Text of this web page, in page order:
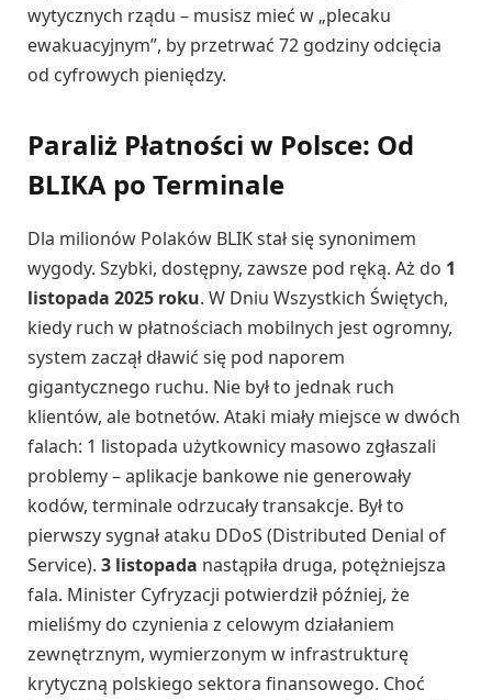
wytycznych rządu – musisz mieć w „plecaku
ewakuacyjnym”, by przetrwać 72 godziny odcięcia
od cyfrowych pieniędzy.
Paraliż Płatności w Polsce: Od
BLIKA po Terminale
Dla milionów Polaków BLIK stał się synonimem
wygody. Szybki, dostępny, zawsze pod ręką. Aż do 1
listopada 2025 roku. W Dniu Wszystkich Świętych,
kiedy ruch w płatnościach mobilnych jest ogromny,
system zaczął dławić się pod naporem
gigantycznego ruchu. Nie był to jednak ruch
klientów, ale botnetów. Ataki miały miejsce w dwóch
falach: 1 listopada użytkownicy masowo zgłaszali
problemy – aplikacje bankowe nie generowały
kodów, terminale odrzucały transakcje. Był to
pierwszy sygnał ataku DDoS (Distributed Denial of
Service). 3 listopada nastąpiła druga, potężniejsza
fala. Minister Cyfryzacji potwierdził później, że
mieliśmy do czynienia z celowym działaniem
zewnętrznym, wymierzonym w infrastrukturę
krytyczną polskiego sektora finansowego. Choć